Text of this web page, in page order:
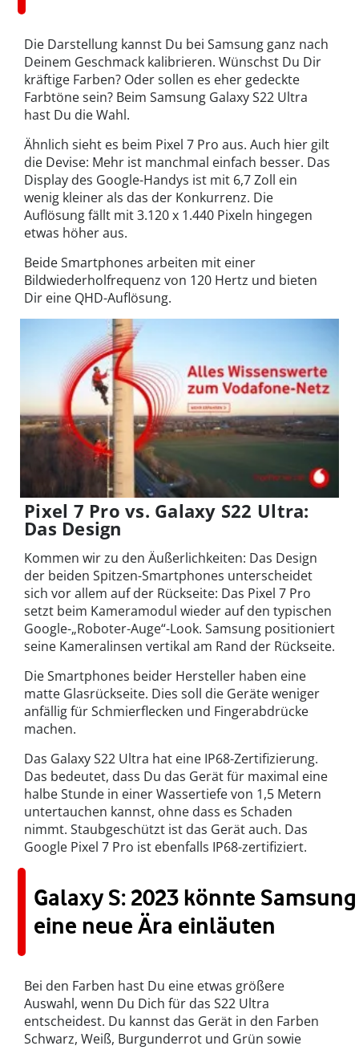
Die Darstellung kannst Du bei Samsung ganz nach
Deinem Geschmack kalibrieren. Wünschst Du Dir
kräftige Farben? Oder sollen es eher gedeckte
Farbtöne sein? Beim Samsung Galaxy S22 Ultra
hast Du die Wahl.
Ähnlich sieht es beim Pixel 7 Pro aus. Auch hier gilt
die Devise: Mehr ist manchmal einfach besser. Das
Display des Google-Handys ist mit 6,7 Zoll ein
wenig kleiner als das der Konkurrenz. Die
Auflösung fällt mit 3.120 x 1.440 Pixeln hingegen
etwas höher aus.
Beide Smartphones arbeiten mit einer
Bildwiederholfrequenz von 120 Hertz und bieten
Dir eine QHD-Auflösung.
Pixel 7 Pro vs. Galaxy S22 Ultra:
Das Design
Kommen wir zu den Äußerlichkeiten: Das Design
der beiden Spitzen-Smartphones unterscheidet
sich vor allem auf der Rückseite: Das Pixel 7 Pro
setzt beim Kameramodul wieder auf den typischen
Google-„Roboter-Auge“-Look. Samsung positioniert
seine Kameralinsen vertikal am Rand der Rückseite.
Die Smartphones beider Hersteller haben eine
matte Glasrückseite. Dies soll die Geräte weniger
anfällig für Schmierflecken und Fingerabdrücke
machen.
Das Galaxy S22 Ultra hat eine IP68-Zertifizierung.
Das bedeutet, dass Du das Gerät für maximal eine
halbe Stunde in einer Wassertiefe von 1,5 Metern
untertauchen kannst, ohne dass es Schaden
nimmt. Staubgeschützt ist das Gerät auch. Das
Google Pixel 7 Pro ist ebenfalls IP68-zertifiziert.
Galaxy S: 2023 könnte Samsung
eine neue Ära einläuten
Bei den Farben hast Du eine etwas größere
Auswahl, wenn Du Dich für das S22 Ultra
entscheidest. Du kannst das Gerät in den Farben
Schwarz, Weiß, Burgunderrot und Grün sowie